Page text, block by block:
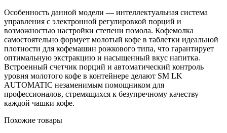
Особенность данной модели — интеллектуальная система
управления с электронной регулировкой порций и
возможностью настройки степени помола. Кофемолка
самостоятельно формует молотый кофе в таблетки идеальной
плотности для кофемашин рожкового типа, что гарантирует
оптимальную экстракцию и насыщенный вкус напитка.
Встроенный счетчик порций и автоматический контроль
уровня молотого кофе в контейнере делают SM LK
AUTOMATIC незаменимым помощником для
профессионалов, стремящихся к безупречному качеству
каждой чашки кофе.
Похожие товары